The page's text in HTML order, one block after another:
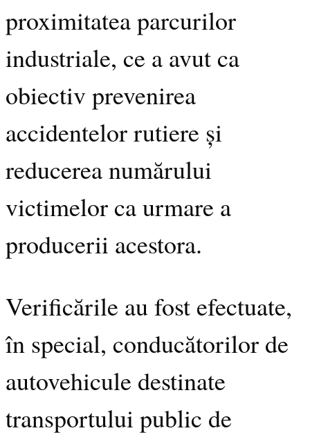
proximitatea parcurilor
industriale, ce a avut ca
obiectiv prevenirea
accidentelor rutiere și
reducerea numărului
victimelor ca urmare a
producerii acestora.
Verificările au fost efectuate,
în special, conducătorilor de
autovehicule destinate
transportului public de